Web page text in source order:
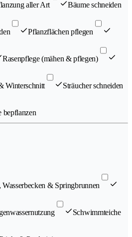
aller Art Bäume schneiden
Pflanzflächen pflegen
Rasenpflege (mähen & pflegen)
Winterschnitt Sträucher schneiden
bepflanzen
& Springbrunnen
Schwimmteiche